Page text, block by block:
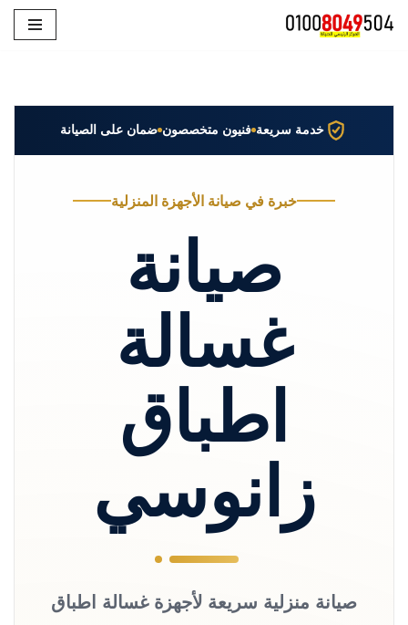
خدمة سريعة فنيون متخصصون ضمان على الصيانة
خبرة في صيانة الأجهزة المنزلية
صيانة
غسالة
اطباق
زانوسي
صيانة منزلية سريعة لأجهزة غسالة اطباق